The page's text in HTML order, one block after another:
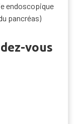
endoscopique
pancréas)
vous